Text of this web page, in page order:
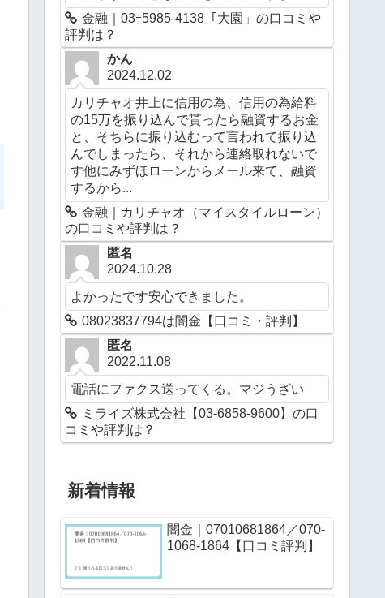
金融｜03ｰ5985-4138「大園」の口コミや
評判は？
かん
2024.12.02
カリチャオ井上に信用の為、信用の為給料
の15万を振り込んで貰ったら融資するお金
と、そちらに振り込むって言われて振り込
んでしまったら、それから連絡取れないで
す他にみずほローンからメール来て、融資
するから...
金融｜カリチャオ（マイスタイルローン）
の口コミや評判は？
匿名
2024.10.28
よかったです安心できました。
08023837794は闇金【口コミ・評判】
匿名
2022.11.08
電話にファクス送ってくる。マジうざい
ミライズ株式会社【03-6858-9600】の口
コミや評判は？
新着情報
闇金｜07010681864／070-
1068-1864【口コミ評判】